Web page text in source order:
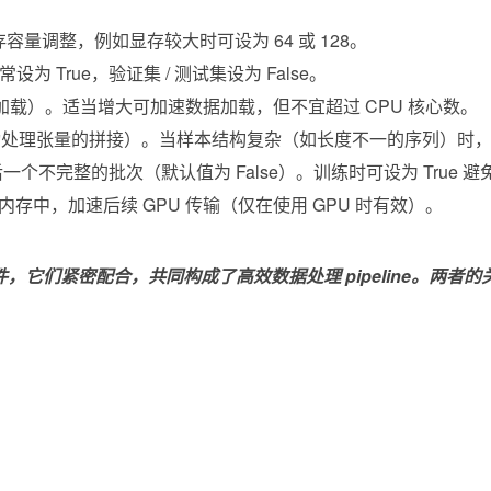
量调整，例如显存较大时可设为 64 或 128。
为 True，验证集 / 测试集设为 False。
）。适当增大可加速数据加载，但不宜超过 CPU 核心数。
张量的拼接）。当样本结构复杂（如长度不一的序列）时
个不完整的批次（默认值为 False）。训练时可设为 True 避
中，加速后续 GPU 传输（仅在使用 GPU 时有效）。
们紧密配合，共同构成了高效数据处理 pipeline。两者